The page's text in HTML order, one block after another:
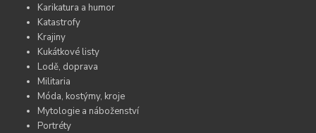
Karikatura a humor
Katastrofy
Krajiny
Kukátkové listy
Lodě, doprava
Militaria
Móda, kostýmy, kroje
Mytologie a náboženství
Portréty